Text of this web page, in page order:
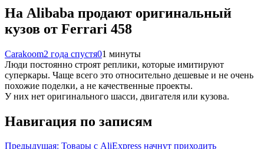
На Alibaba продают оригинальный
кузов от Ferrari 458
Carakoom2 года спустя01 минуты
Люди постоянно строят реплики, которые имитируют
суперкары. Чаще всего это относительно дешевые и не очень
похожие поделки, а не качественные проекты.
У них нет оригинального шасси, двигателя или кузова.
Навигация по записям
Предыдущая: Товары с AliExpress начнут приходить